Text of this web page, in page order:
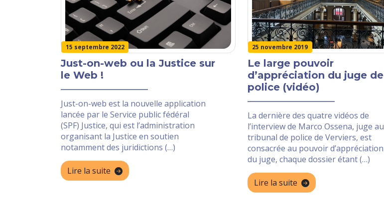
15 septembre 2022
Just-on-web ou la Justice sur
le Web !
Just-on-web est la nouvelle application
lancée par le Service public fédéral
(SPF) Justice, qui est l’administration
organisant la Justice en soutien
notamment des juridictions (…)
Lire la suite
25 novembre 2019
Le large pouvoir
d’appréciation du juge de
police (vidéo)
La dernière des quatre vidéos de
l’interview de Marco Ossena, juge au
tribunal de police de Verviers, est
consacrée au pouvoir d’appréciation
du juge, chaque dossier étant (…)
Lire la suite